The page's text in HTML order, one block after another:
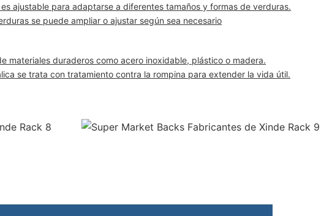
ajustable para adaptarse a diferentes tamaños y formas de verduras.
se puede ampliar o ajustar según sea necesario
materiales duraderos como acero inoxidable, plástico o madera.
se trata con tratamiento contra la rompina para extender la vida útil.